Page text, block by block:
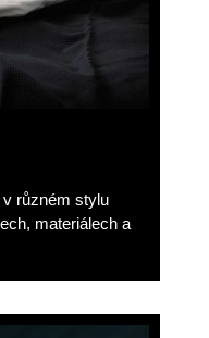
různém stylu
materiálech a